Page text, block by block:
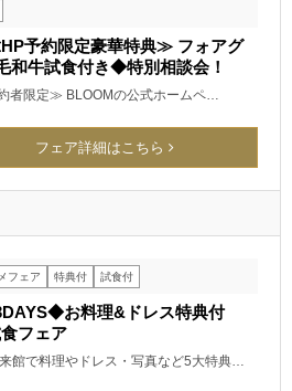
予約限定豪華特典≫ フォアグ
和牛試食付き◆特別相談会！
者限定≫ BLOOMの公式ホームペ…
フェア詳細はこちら
フェア 特典付 試食付
お料理&ドレス特典付
フェア
来館で料理やドレス・写真など5大特典…